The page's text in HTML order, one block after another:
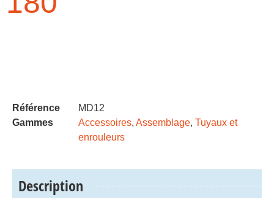
Référence
MD12
Gammes
Accessoires, Assemblage, Tuyaux et
enrouleurs
Description